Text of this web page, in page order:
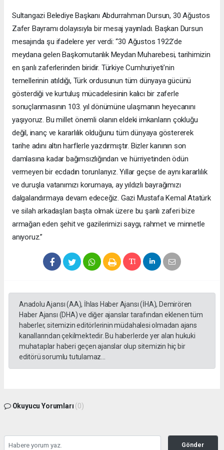
Sultangazi Belediye Başkanı Abdurrahman Dursun, 30 Ağustos
Zafer Bayramı dolayısıyla bir mesaj yayınladı. Başkan Dursun
mesajında şu ifadelere yer verdi: “30 Ağustos 1922’de
meydana gelen Başkomutanlık Meydan Muharebesi, tarihimizin
en şanlı zaferlerinden biridir. Türkiye Cumhuriyeti’nin
temellerinin atıldığı, Türk ordusunun tüm dünyaya gücünü
gösterdiği ve kurtuluş mücadelesinin kalıcı bir zaferle
sonuçlanmasının 103. yıl dönümüne ulaşmanın heyecanını
yaşıyoruz. Bu millet önemli olanın eldeki imkanların çokluğu
değil, inanç ve kararlılık olduğunu tüm dünyaya göstererek
tarihe adını altın harflerle yazdırmıştır. Bizler kanının son
damlasına kadar bağımsızlığından ve hürriyetinden ödün
vermeyen bir ecdadın torunlarıyız. Yıllar geçse de aynı kararlılık
ve duruşla vatanımızı korumaya, ay yıldızlı bayrağımızı
dalgalandırmaya devam edeceğiz. Gazi Mustafa Kemal Atatürk
ve silah arkadaşları başta olmak üzere bu şanlı zaferi bize
armağan eden şehit ve gazilerimizi saygı, rahmet ve minnetle
anıyoruz.”
Anadolu Ajansı (AA), İhlas Haber Ajansı (İHA), Demirören
Haber Ajansı (DHA) ve diğer ajanslar tarafından eklenen tüm
haberler, sitemizin editörlerinin müdahalesi olmadan ajans
kanallarından çekilmektedir. Bu haberlerde yer alan hukuki
muhataplar haberi geçen ajanslar olup sitemizin hiç bir
editörü sorumlu tutulamaz...
Okuyucu Yorumları (0)
Gönder